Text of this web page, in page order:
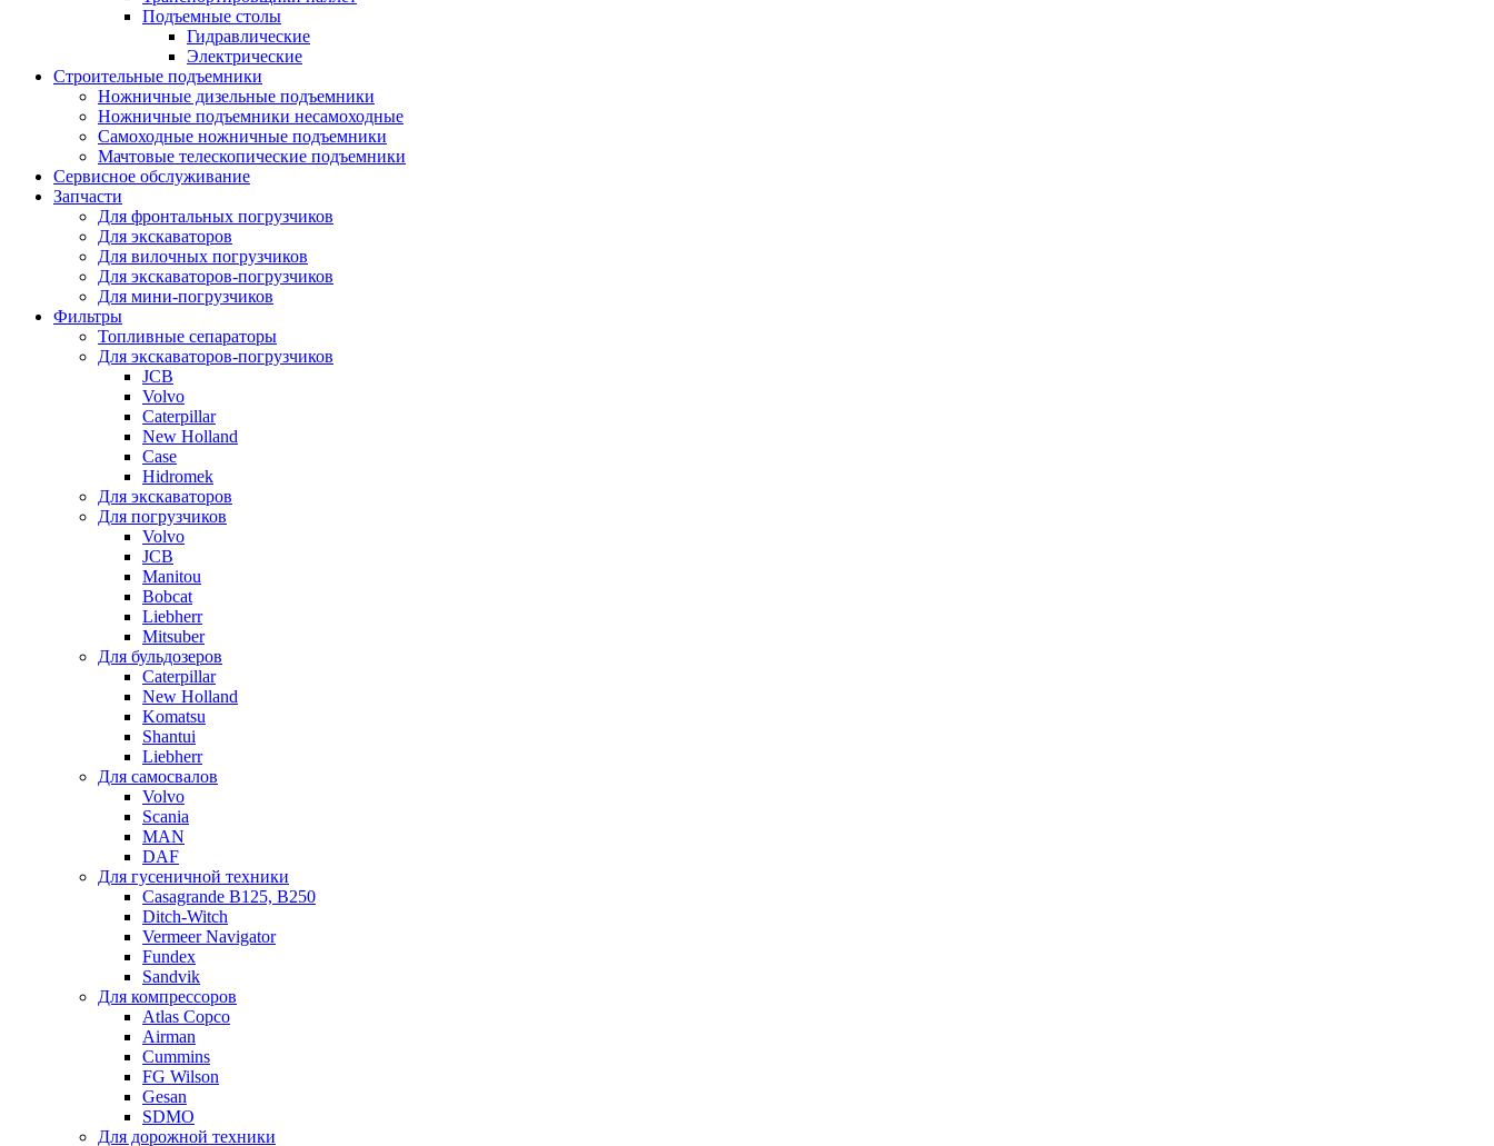
Подъемные столы
Гидравлические
Электрические
Строительные подъемники
Ножничные дизельные подъемники
Ножничные подъемники несамоходные
Самоходные ножничные подъемники
Мачтовые телескопические подъемники
Сервисное обслуживание
Запчасти
Для фронтальных погрузчиков
Для экскаваторов
Для вилочных погрузчиков
Для экскаваторов-погрузчиков
Для мини-погрузчиков
Фильтры
Топливные сепараторы
Для экскаваторов-погрузчиков
JCB
Volvo
Caterpillar
New Holland
Case
Hidromek
Для экскаваторов
Для погрузчиков
Volvo
JCB
Manitou
Bobcat
Liebherr
Mitsuber
Для бульдозеров
Caterpillar
New Holland
Komatsu
Shantui
Liebherr
Для самосвалов
Volvo
Scania
MAN
DAF
Для гусеничной техники
Casagrande B125, B250
Ditch-Witch
Vermeer Navigator
Fundex
Sandvik
Для компрессоров
Atlas Copco
Airman
Cummins
FG Wilson
Gesan
SDMO
Для дорожной техники